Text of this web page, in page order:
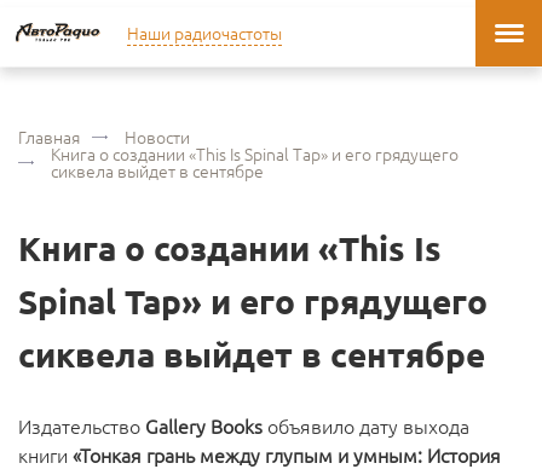
Наши радиочастоты
Главная Новости
Книга о создании «This Is Spinal Tap» и его грядущего
сиквела выйдет в сентябре
Книга о создании «This Is
Spinal Tap» и его грядущего
сиквела выйдет в сентябре
Издательство Gallery Books объявило дату выхода
книги «Тонкая грань между глупым и умным: История